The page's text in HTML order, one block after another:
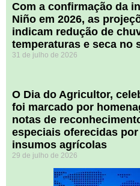
Com a confirmação da
Niño em 2026, as
indicam redução de
temperaturas e seca no
31 de julho de 2026
O Dia do Agricultor,
foi marcado por
notas de
especiais oferecidas
insumos agrícolas
29 de julho de 2026